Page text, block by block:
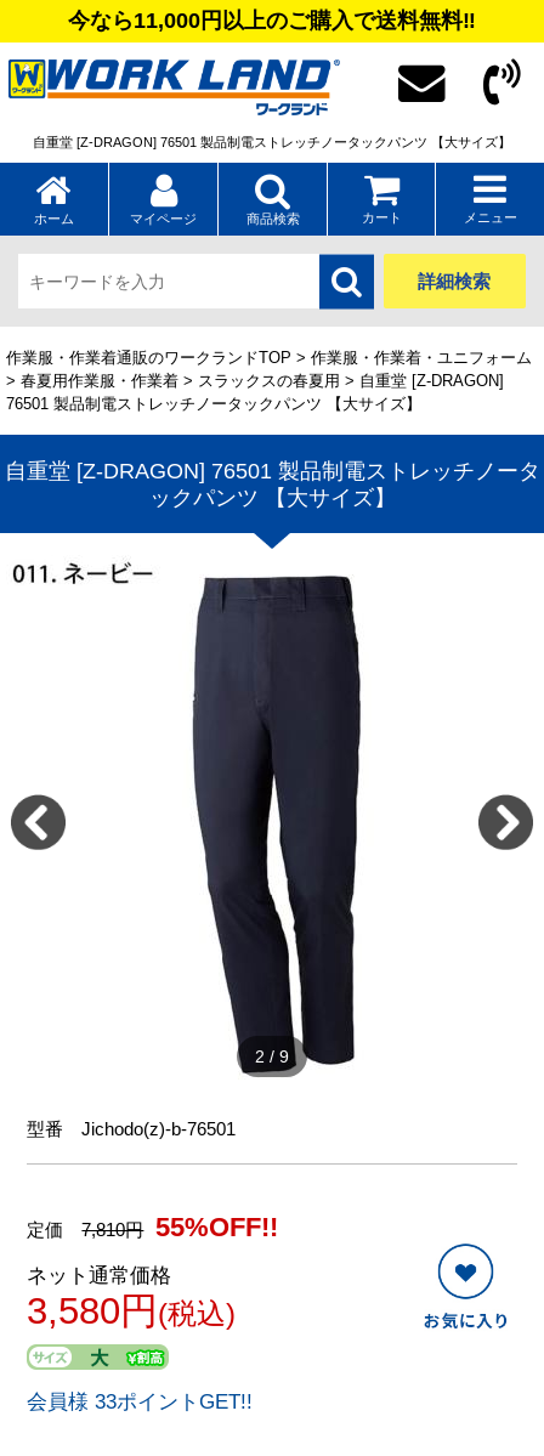
今なら11,000円以上のご購入で送料無料‼
自重堂 [Z-DRAGON] 76501 製品制電ストレッチノータックパンツ 【大サイズ】
ホーム マイページ 商品検索 カート メニュー
詳細検索
作業服・作業着通販のワークランドTOP > 作業服・作業着・ユニフォーム
> 春夏用作業服・作業着 > スラックスの春夏用 > 自重堂 [Z-DRAGON]
76501 製品制電ストレッチノータックパンツ 【大サイズ】
自重堂 [Z-DRAGON] 76501 製品制電ストレッチノータ
ックパンツ 【大サイズ】
2 / 9
型番Jichodo(z)-b-76501
定価7,810円 55%OFF!!
ネット通常価格
3,580円 (税込)
会員様 33ポイントGET!!